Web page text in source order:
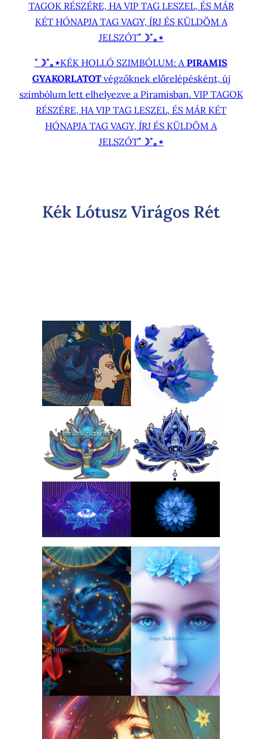
TAGOK RÉSZÉRE, HA VIP TAG LESZEL, ÉS MÁR
KÉT HÓNAPJA TAG VAGY, ÍRJ ÉS KÜLDÖM A
JELSZÓT˚☽˚｡⋆
˚☽˚｡⋆KÉK HOLLÓ SZIMBÓLUM: APIRAMIS
GYAKORLATOTvégzőknek előrelépésként, új
szimbólum lett elhelyezve a Piramisban. VIP TAGOK
RÉSZÉRE, HA VIP TAG LESZEL, ÉS MÁR KÉT
HÓNAPJA TAG VAGY, ÍRJ ÉS KÜLDÖM A
JELSZÓT˚☽˚｡⋆
Kék Lótusz Virágos Rét